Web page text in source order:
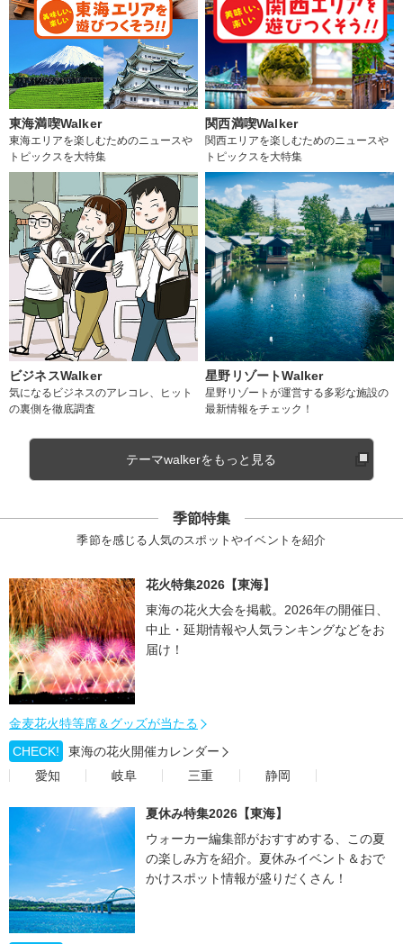
東海満喫Walker
東海エリアを楽しむためのニュースや
トピックスを大特集
関西満喫Walker
関西エリアを楽しむためのニュースや
トピックスを大特集
ビジネスWalker
気になるビジネスのアレコレ、ヒット
の裏側を徹底調査
星野リゾートWalker
星野リゾートが運営する多彩な施設の
最新情報をチェック！
テーマwalkerをもっと見る
季節特集
季節を感じる人気のスポットやイベントを紹介
花火特集2026【東海】
東海の花火大会を掲載。2026年の開催日、
中止・延期情報や人気ランキングなどをお
届け！
金麦花火特等席＆グッズが当たる
CHECK!
東海の花火開催カレンダー
愛知
岐阜 三重 静岡
夏休み特集2026【東海】
ウォーカー編集部がおすすめする、この夏
の楽しみ方を紹介。夏休みイベント＆おで
かけスポット情報が盛りだくさん！